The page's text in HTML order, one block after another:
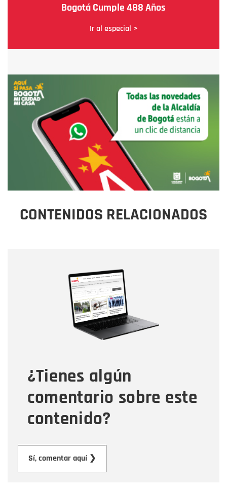
Bogotá Cumple 488 Años
Ir al especial >
CONTENIDOS RELACIONADOS
¿Tienes algún
comentario sobre este
contenido?
Sí, comentar aquí ❯
Correo electrónico
Tipo de comentario
Mensaje